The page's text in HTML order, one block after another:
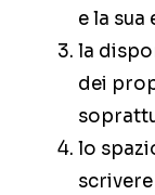
e la
la
dei
lo